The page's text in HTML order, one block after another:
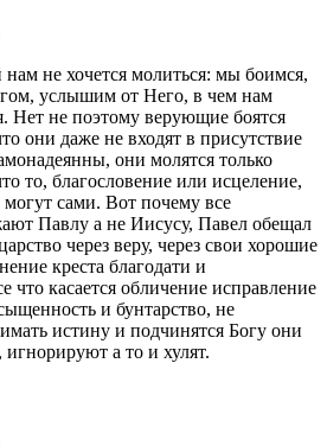
не хочется молиться: мы боимся,
услышим от Него, в чем нам
Нет не поэтому верующие боятся
они даже не входят в присутствие
они молятся только
то, благословение или исцеление,
могут сами. Вот почему все
Павлу а не Иисусу, Павел обещал
через веру, через свои хорошие
креста благодати и
что касается обличение исправление
и бунтарство, не
истину и подчинятся Богу они
игнорируют а то и хулят.